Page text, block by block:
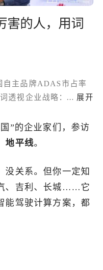
害的人，用词
自主品牌ADAS市占率
透视企业战略：汽车
份额近50%须寻"翻倍
"先于"物理接触"，定
以"IP超市"出售验证
的"工程耦合"建护城河
... 展开
”的企业家们，参访
地平线。
没关系。但你一定知
、吉利、长城……它
能驾驶计算方案，都